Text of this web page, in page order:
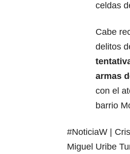
celdas
Cabe
delitos
armas
con el
barrio
#NoticiaW |
Miguel Uribe